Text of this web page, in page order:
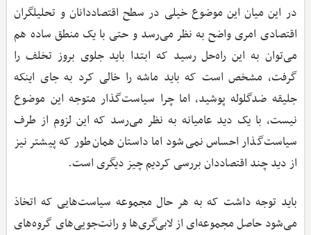
در این میان این موضوع خیلی در سطح اقتصاددانان و تحلیلگران
اقتصادی امری واضح به نظر می‌رسد و حتی با یک منطق ساده هم
می‌توان به این راه‌حل رسید که ابتدا باید جلوی بروز تخلف را
گرفت، مشخص است که باید ماشه را خالی کرد به جای اینکه
جلیقه ضدگلوله پوشید، اما چرا سیاست‌گذار متوجه این موضوع
نیست، با یک دید عامیانه به نظر می‌رسد که این لزوم از طرف
سیاست‌گذار احساس نمی‌شود اما داستان همان‌طور که پیشتر نیز
از دید چند اقتصاددان بررسی کردیم چیز دیگری است.
باید توجه داشت که به هر حال مجموعه سیاست‌هایی که اتخاذ
می‌شود حاصل مجموعه‌ای از لابی‌گری‌ها و رانت‌جویی‌های گروه‌های